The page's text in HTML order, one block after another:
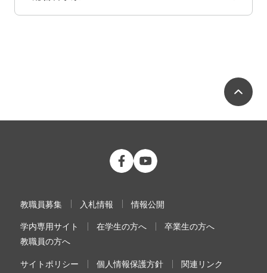
公立大学法人 福島県立医科大学
教職員募集 入札情報 情報公開
学内専用サイト 在学生の方へ
卒業生の方へ
教職員の方へ
サイトポリシー 個人情報保護方針
関連リンク